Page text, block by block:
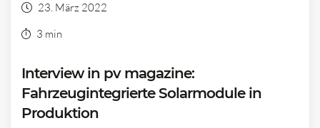
23. März 2022
3 min
Interview in pv magazine:
Fahrzeugintegrierte Solarmodule in
Produktion